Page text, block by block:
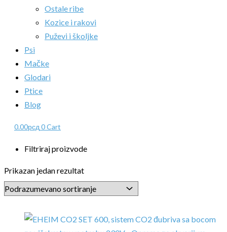
Ostale ribe
Kozice i rakovi
Puževi i školjke
Psi
Mačke
Glodari
Ptice
Blog
0.00рсд 0Cart
Filtriraj proizvode
Prikazan jedan rezultat